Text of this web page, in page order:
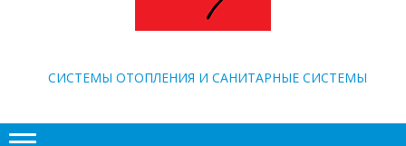
CИСТЕМЫ ОТОПЛЕНИЯ И САНИТАРНЫЕ СИСТЕМЫ